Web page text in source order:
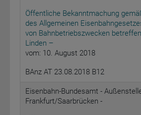
Öffentliche Bekanntmachung
des Allgemeinen
von Bahnbetriebszwecken
Linden –
vom: 10. August 2018
BAnz AT 23.08.2018 B12
Eisenbahn-Bundesamt -
Frankfurt/Saarbrücken -